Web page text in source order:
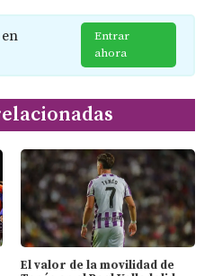
Entrar
ahora
El valor de la movilidad de